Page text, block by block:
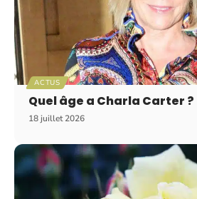
ACTUS
Quel âge a Charla Carter ?
18 juillet 2026